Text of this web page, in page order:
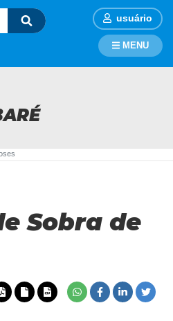
usuário
MENU
Sobra de